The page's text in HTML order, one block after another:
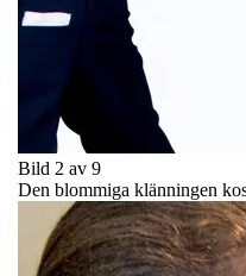
Bild 2 av 9
Den blommiga klänningen